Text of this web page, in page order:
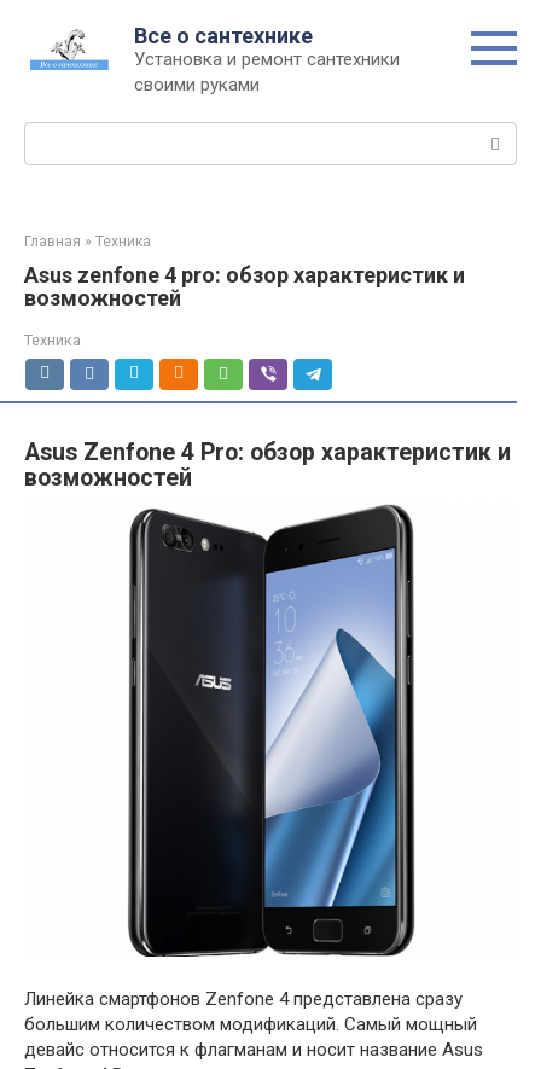
контенту
Все о сантехнике
Установка и ремонт сантехники
своими руками
Главная » Техника
Asus zenfone 4 pro: обзор характеристик и
возможностей
Техника
Asus Zenfone 4 Pro: обзор характеристик и
возможностей
Линейка смартфонов Zenfone 4 представлена сразу
большим количеством модификаций. Самый мощный
девайс относится к флагманам и носит название Asus